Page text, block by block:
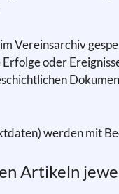
Vereinsarchiv
oder
werden mit
Artikeln